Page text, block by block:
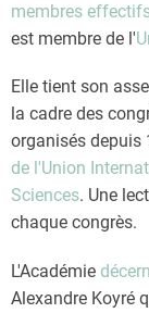
membres
est membre de l'
Elle tient son
la cadre des
organisés depuis
de l'Union
Sciences. Une
chaque congrès.
L'Académie
Alexandre Koyré